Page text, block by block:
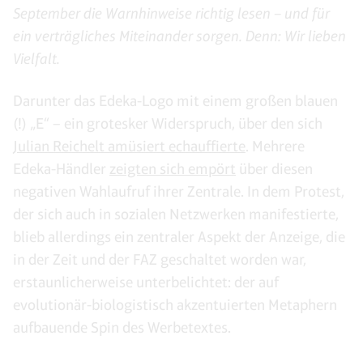
September die Warnhinweise richtig lesen – und für
ein verträgliches Miteinander sorgen. Denn: Wir lieben
Vielfalt.
Darunter das Edeka-Logo mit einem großen blauen
(!) „E“ – ein grotesker Widerspruch, über den sich
Julian Reichelt amüsiert echauffierte . Mehrere
Edeka-Händler zeigten sich empört über diesen
negativen Wahlaufruf ihrer Zentrale. In dem Protest,
der sich auch in sozialen Netzwerken manifestierte,
blieb allerdings ein zentraler Aspekt der Anzeige, die
in der Zeit und der FAZ geschaltet worden war,
erstaunlicherweise unterbelichtet: der auf
evolutionär-biologistisch akzentuierten Metaphern
aufbauende Spin des Werbetextes.